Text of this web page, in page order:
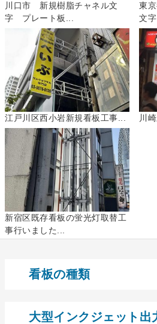
川口市 新規樹脂チャネル文
字 プレート板...
東
文
江戸川区西小岩新規看板工事... 川
新宿区既存看板の蛍光灯取替工
事行いました...
看板の種類
大型インクジェット出